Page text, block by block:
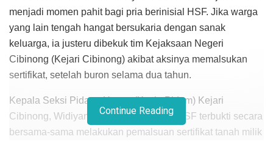
menjadi momen pahit bagi pria berinisial HSF. Jika warga
yang lain tengah hangat bersukaria dengan sanak
keluarga, ia justeru dibekuk tim Kejaksaan Negeri
Cibinong (Kejari Cibinong) akibat aksinya memalsukan
sertifikat, setelah buron selama dua tahun.
Kepala Seksi Pidana Umum (Kasie Pidum) Kejari
Cibinong, Widiyanto mengungkapkan, HSF terbukti secara
bersama-sama melakukan pemalsuan sertifikat tanah milik
Continue Reading